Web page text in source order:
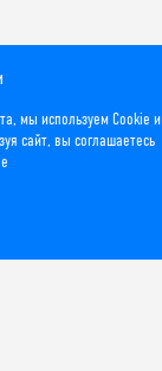
мы используем Cookie и
сайт, вы соглашаетесь